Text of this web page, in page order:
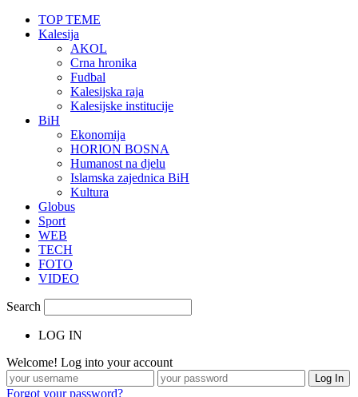
TOP TEME
Kalesija
AKOL
Crna hronika
Fudbal
Kalesijska raja
Kalesijske institucije
BiH
Ekonomija
HORION BOSNA
Humanost na djelu
Islamska zajednica BiH
Kultura
Globus
Sport
WEB
TECH
FOTO
VIDEO
Search
LOG IN
Welcome! Log into your account
Forgot your password?